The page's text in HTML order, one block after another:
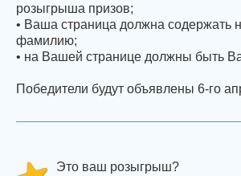
розыгрыша призов;
• Ваша страница должна содержать
фамилию;
• на Вашей странице должны быть
Победители будут объявлены 6-го
Это ваш розыгрыш?